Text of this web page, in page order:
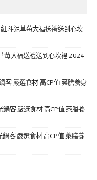
斗泥草莓大福送禮送到心坎
莓大福送禮送到心坎裡 2024
客 嚴選食材 高CP值 藥膳養身
鍋客 嚴選食材 高CP值 藥膳養
客 嚴選食材 高CP值 藥膳養